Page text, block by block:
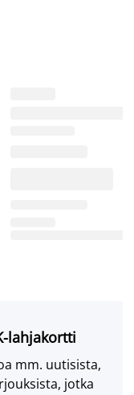
lahjakortti
mm. uutisista,
jotka